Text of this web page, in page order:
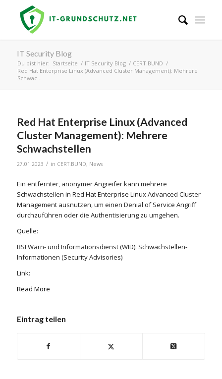
IT Security Blog
Du bist hier: Startseite / IT Security Blog / CERT.BUND /
Red Hat Enterprise Linux (Advanced Cluster Management): Mehrere
Schwac...
Red Hat Enterprise Linux (Advanced
Cluster Management): Mehrere
Schwachstellen
27.01.2023 / in CERT.BUND, News
Ein entfernter, anonymer Angreifer kann mehrere
Schwachstellen in Red Hat Enterprise Linux Advanced Cluster
Management ausnutzen, um einen Denial of Service Angriff
durchzuführen oder die Authentisierung zu umgehen.
Quelle:
BSI Warn- und Informationsdienst (WID): Schwachstellen-
Informationen (Security Advisories)
Link:
Read More
Eintrag teilen